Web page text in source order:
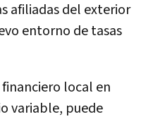
afiliadas del exterior
entorno de tasas
local en
variable, puede